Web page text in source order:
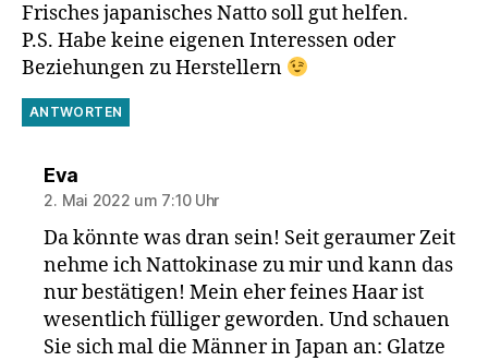
Frisches japanisches Natto soll gut helfen.
P.S. Habe keine eigenen Interessen oder
Beziehungen zu Herstellern
ANTWORTEN
Evasagt:
2. Mai 2022 um 7:10 Uhr
Da könnte was dran sein! Seit geraumer Zeit
nehme ich Nattokinase zu mir und kann das
nur bestätigen! Mein eher feines Haar ist
wesentlich fülliger geworden. Und schauen
Sie sich mal die Männer in Japan an: Glatze